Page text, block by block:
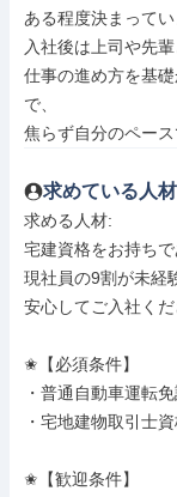
ある程度決まってい
入社後は上司や先
仕事の進め方を基
で、
焦らず自分のペー
求めている人材
求める人材:
宅建資格をお持ち
現社員の9割が未経
安心してご入社くだ
✬【必須条件】
・普通自動車運転
・宅地建物取引士
✬【歓迎条件】